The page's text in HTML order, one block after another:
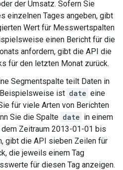
der Umsatz. Sofern Sie
einzelnen Tages angeben, gibt
Wert für Messwertspalten
einen Bericht für die
anfordern, gibt die API die
für den letzten Monat zurück.
Segmentspalte teilt Daten in
ist date eine
für viele Arten von Berichten
Sie die Spalte date in einem
Zeitraum 2013-01-01 bis
gibt die API sieben Zeilen für
die jeweils einem Tag
für diesen Tag anzeigen.